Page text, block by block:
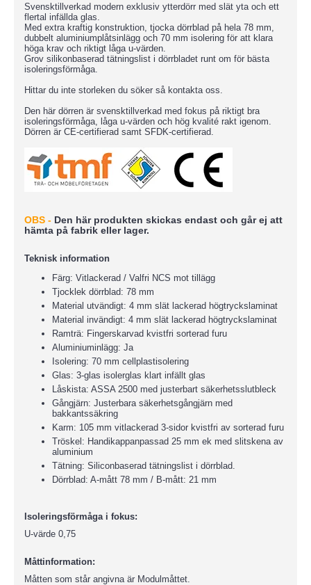
Svensktillverkad modern exklusiv ytterdörr med slät yta och ett
flertal infällda glas.
Med extra kraftig konstruktion, tjocka dörrblad på hela 78 mm,
dubbelt aluminiumplåtsinlägg och 70 mm isolering för att klara
höga krav och riktigt låga u-värden.
Grov silikonbaserad tätningslist i dörrbladet runt om för bästa
isoleringsförmåga.
Hittar du inte storleken du söker så kontakta oss.
Den här dörren är svensktillverkad med fokus på riktigt bra
isoleringsförmåga, låga u-värden och hög kvalité rakt igenom.
Dörren är CE-certifierad samt SFDK-certifierad.
OBS - Den här produkten skickas endast och går ej att
hämta på fabrik eller lager.
Teknisk information
Färg: Vitlackerad / Valfri NCS mot tillägg
Tjocklek dörrblad: 78 mm
Material utvändigt: 4 mm slät lackerad högtryckslaminat
Material invändigt: 4 mm slät lackerad högtryckslaminat
Ramträ: Fingerskarvad kvistfri sorterad furu
Aluminiuminlägg: Ja
Isolering: 70 mm cellplastisolering
Glas: 3-glas isolerglas klart infällt glas
Låskista: ASSA 2500 med justerbart säkerhetsslutbleck
Gångjärn: Justerbara säkerhetsgångjärn med
bakkantssäkring
Karm: 105 mm vitlackerad 3-sidor kvistfri av sorterad furu
Tröskel: Handikappanpassad 25 mm ek med slitskena av
aluminium
Tätning: Siliconbaserad tätningslist i dörrblad.
Dörrblad: A-mått 78 mm / B-mått: 21 mm
Isoleringsförmåga i fokus:
U-värde 0,75
Måttinformation:
Måtten som står angivna är Modulmåttet.